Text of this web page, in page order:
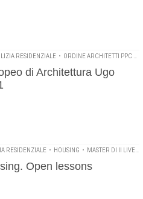
RESIDENZIALE • ORDINE ARCHITETTI PPC DI MILANO
di Architettura Ugo
RESIDENZIALE • HOUSING • MASTER DI II LIVELLO
Open lessons